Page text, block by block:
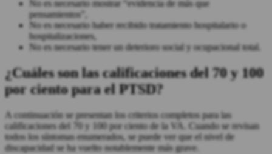
No es necesario mostrar “evidencia de más que
pensamientos”,
No es necesario haber recibido tratamiento hospitalario o
hospitalizaciones,
No es necesario tener un deterioro social y ocupacional total.
¿Cuáles son las calificaciones del 70 y 100
por ciento para el PTSD?
A continuación se presentan los criterios completos para las
calificaciones del 70 y 100 por ciento de la VA. Cuando se revisan
todos los síntomas enumerados, se puede ver que el nivel de
discapacidad se ha vuelto notablemente más grave.